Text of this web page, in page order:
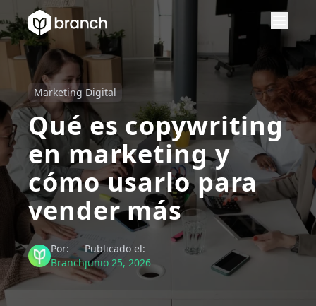
Marketing Digital
Qué es copywriting
en marketing y
cómo usarlo para
vender más
Por:
Branch
Publicado el:
junio 25, 2026